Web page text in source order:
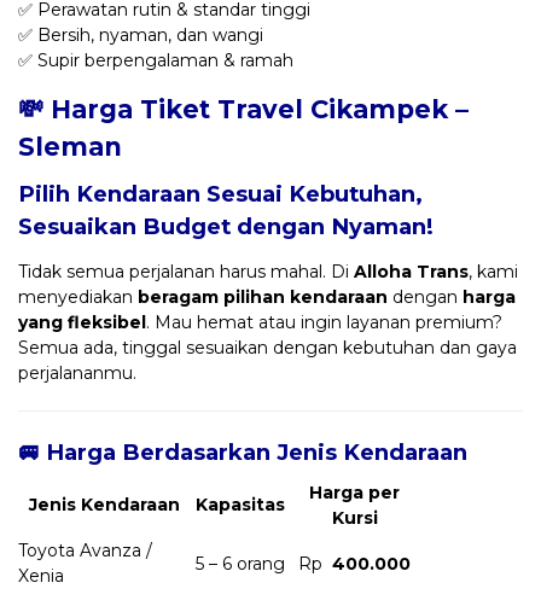
✅ Perawatan rutin & standar tinggi
✅ Bersih, nyaman, dan wangi
✅ Supir berpengalaman & ramah
💸 Harga Tiket Travel Cikampek –
Sleman
Pilih Kendaraan Sesuai Kebutuhan,
Sesuaikan Budget dengan Nyaman!
Tidak semua perjalanan harus mahal. Di Alloha Trans, kami
menyediakan beragam pilihan kendaraan dengan harga
yang fleksibel. Mau hemat atau ingin layanan premium?
Semua ada, tinggal sesuaikan dengan kebutuhan dan gaya
perjalananmu.
🚐 Harga Berdasarkan Jenis Kendaraan
Jenis Kendaraan Kapasitas
Harga per
Kursi
Toyota Avanza /
Xenia
5 – 6 orang Rp 400.000